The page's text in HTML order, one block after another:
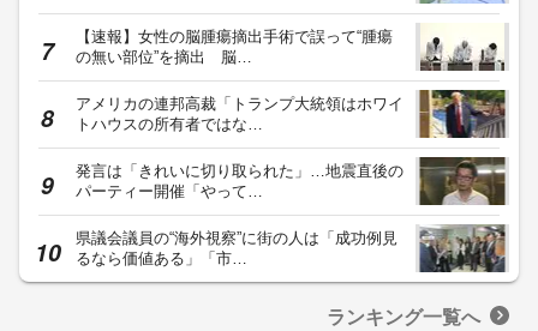
【速報】女性の脳腫瘍摘出手術で誤って“腫瘍
の無い部位”を摘出 脳…
アメリカの連邦高裁「トランプ大統領はホワイ
トハウスの所有者ではな…
発言は「きれいに切り取られた」…地震直後の
パーティー開催「やって…
県議会議員の“海外視察”に街の人は「成功例見
るなら価値ある」「市…
ランキング一覧へ